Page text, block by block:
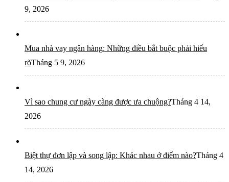
9, 2026
Mua nhà vay ngân hàng: Những điều bắt buộc phải hiểu
rõTháng 5 9, 2026
Vì sao chung cư ngày càng được ưa chuộng?Tháng 4 14,
2026
Biệt thự đơn lập và song lập: Khác nhau ở điểm nào?Tháng 4
14, 2026